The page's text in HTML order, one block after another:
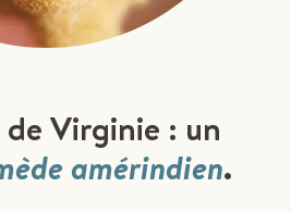
de Virginie : un
amérindien.